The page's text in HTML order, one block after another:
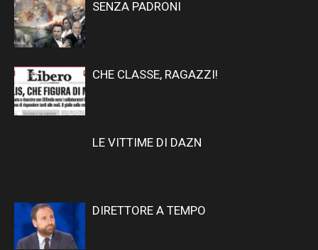
SENZA PADRONI
CHE CLASSE, RAGAZZI!
LE VITTIME DI DAZN
DIRETTORE A TEMPO